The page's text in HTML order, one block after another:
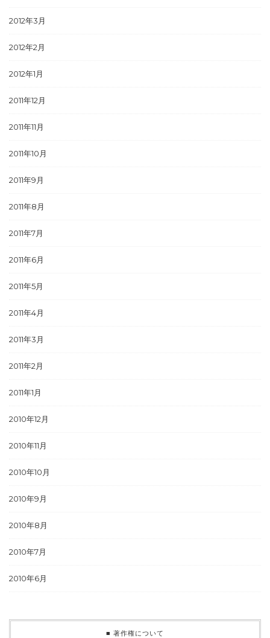
2012年3月
2012年2月
2012年1月
2011年12月
2011年11月
2011年10月
2011年9月
2011年8月
2011年7月
2011年6月
2011年5月
2011年4月
2011年3月
2011年2月
2011年1月
2010年12月
2010年11月
2010年10月
2010年9月
2010年8月
2010年7月
2010年6月
■ 著作権について